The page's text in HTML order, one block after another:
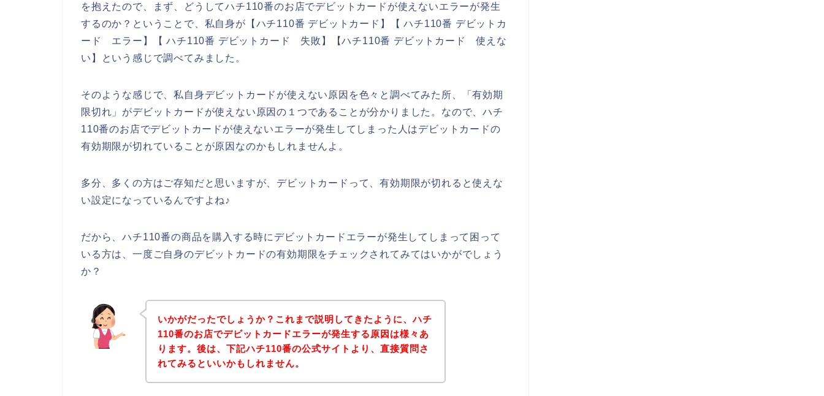
を抱えたので、まず、どうしてハチ110番のお店でデビットカードが使えないエラーが発生
するのか？ということで、私自身が【ハチ110番 デビットカード】【 ハチ110番 デビットカ
ード エラー】【 ハチ110番 デビットカード 失敗】【ハチ110番 デビットカード 使えな
い】という感じで調べてみました。
そのような感じで、私自身デビットカードが使えない原因を色々と調べてみた所、「有効期
限切れ」がデビットカードが使えない原因の１つであることが分かりました。なので、ハチ
110番のお店でデビットカードが使えないエラーが発生してしまった人はデビットカードの
有効期限が切れていることが原因なのかもしれませんよ。
多分、多くの方はご存知だと思いますが、デビットカードって、有効期限が切れると使えな
い設定になっているんですよね♪
だから、ハチ110番の商品を購入する時にデビットカードエラーが発生してしまって困って
いる方は、一度ご自身のデビットカードの有効期限をチェックされてみてはいかがでしょう
か？
いかがだったでしょうか？これまで説明してきたように、ハチ
110番のお店でデビットカードエラーが発生する原因は様々あ
ります。後は、下記ハチ110番の公式サイトより、直接質問さ
れてみるといいかもしれません。